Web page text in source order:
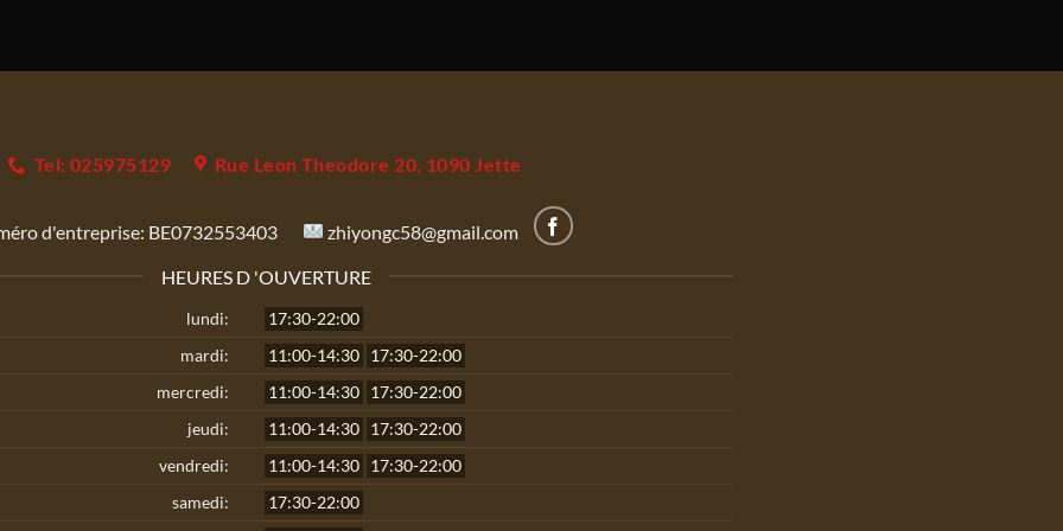
Tel: 025975129 Rue Leon Theodore 20, 1090 Jette
d'entreprise: BE0732553403 zhiyongc58@gmail.com
HEURES D 'OUVERTURE
lundi:
17:30-22:00
mardi:
11:00-14:30 17:30-22:00
mercredi:
11:00-14:30 17:30-22:00
jeudi:
11:00-14:30 17:30-22:00
vendredi:
11:00-14:30 17:30-22:00
samedi:
17:30-22:00